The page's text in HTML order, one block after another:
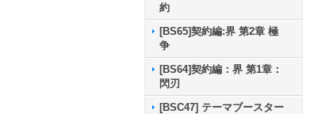
約
[BS65]契約編:界 第2章 極
争
[BS64]契約編：界 第1章：
閃刃
[BSC47] テーマブースター